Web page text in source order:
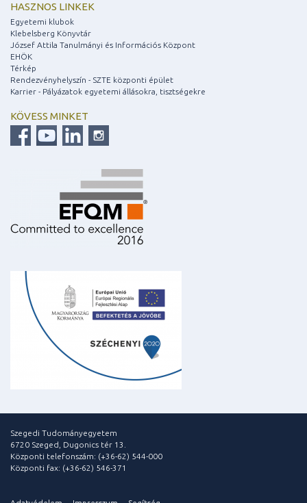
HASZNOS LINKEK
Egyetemi klubok
Klebelsberg Könyvtár
József Attila Tanulmányi és Információs Központ
EHÖK
Térkép
Rendezvényhelyszín - SZTE központi épület
Karrier - Pályázatok egyetemi állásokra, tisztségekre
KÖVESS MINKET
Szegedi Tudományegyetem
6720 Szeged, Dugonics tér 13.
Központi telefonszám: (+36-62) 544-000
Központi fax: (+36-62) 546-371